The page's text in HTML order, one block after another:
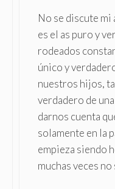
No se discute mi
es el as puro y
rodeados
único y
nuestros hijos,
verdadero de
darnos cuenta
solamente en la
empieza siendo
muchas veces